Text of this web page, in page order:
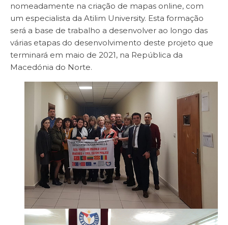
nomeadamente na criação de mapas online, com
um especialista da Atilim University. Esta formação
será a base de trabalho a desenvolver ao longo das
várias etapas do desenvolvimento deste projeto que
terminará em maio de 2021, na República da
Macedónia do Norte.